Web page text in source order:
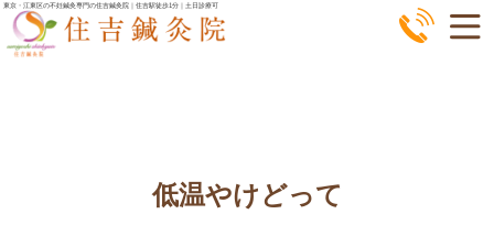
コ
ン
東京・江東区の不妊鍼灸専門の住吉鍼灸院｜住吉駅徒歩1分｜土日診療可
低温やけどって